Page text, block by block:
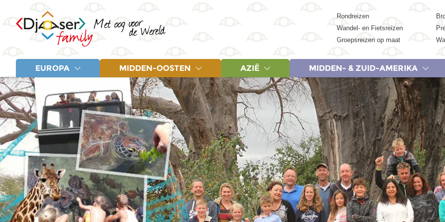
Rondreizen
Wandel- en Fietsreizen
Groepsreizen op maat
EUROPA
LANDEN
Albanië
Balkan
Bosnië en Herzegovina
Estland
Fins Lapland
Griekenland
IJsland
Italië
Kroatië
Letland
Litouwen
Montenegro
Noord-Macedonië
Polen
Servië
Spanje
Turkije
REIZEN
Albanië & Noord-Macedonië, 18 dagen
Griekenland, 9 dagen
Griekenland, 20 dagen
IJsland, 14 dagen
Italië, 20 dagen
Lapland, 7 dagen
Baltische Staten & Polen, 20 dagen
Servië, Bosnië en Herzegovina Kroatië & Montenegro, 18 dagen
Spanje, 8 dagen
Spanje, 18 dagen
Turkije, 20 dagen
MIDDEN-OOSTEN
LANDEN
Egypte
Jordanië
Marokko
Turkije
REIZEN
Egypte, 9 dagen
Egypte, 15 dagen
Egypte, 19 dagen
Egypte & Jordanië, 17 dagen
Jordanië, 8 dagen
Marokko (Woestijn en Marrakech), 8 dagen
Marokko, 15 dagen
Marokko, 20 dagen
Turkije, 20 dagen
AZIË
LANDEN
Cambodja
China
India
Indonesië
Japan
Maleisië
Nepal
Singapore
Sri Lanka
Thailand
Vietnam
Zuid-Korea
REIZEN
China, 18 dagen
China, 23 dagen
India (Zuid), 21 dagen
India & Nepal, 21 dagen
Indonesië: Bali, Gili & Lombok, 18
Indonesië: Java & Bali, 22 dagen
Indonesië: Sumatra, Java & Bali, 22
Indonesië: Kleine Sunda-eilanden,
Japan, 15 dagen
Japan, 21 dagen
Maleisië, 20 dagen
MIDDEN- & ZUID-AMERIKA
LANDEN
Argentinië
Belize
Brazilië
Colombia
Costa Rica
Cuba
Ecuador
Guatemala
Mexico
Suriname
Peru
REIZEN
Argentinië
Colombia,
Costa
Costa
Cuba, 15
Cuba, 20
Ecuador &
Mexico,
Mexico,
Peru, 21
Suriname,
LANDEN
Botswana
Egypte
Kenia
Marokko
Namibië
Tanzania
Zanzibar
Zimbabwe
Zuid-Afrika
REIZEN
Egypte, 9 dagen
Egypte, 15 dagen
Egypte, 19 dagen
Kenia, Tanzania &
Marokko (Woestijn en
Marokko, 15 dagen
Marokko, 20 dagen
Namibië, Botswana &
Tanzania & Zanzibar,
Tanzania & Zanzibar,
Zuid-Afrika Tuinroute
Zuid-Afrika noord &
Zuid-Afrika & Eswatini,